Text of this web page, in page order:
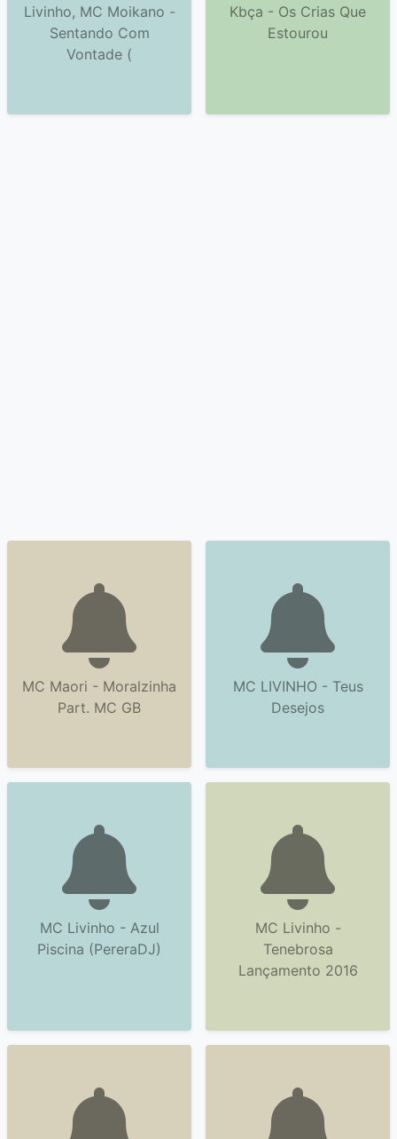
Livinho, MC Moikano -
Sentando Com
Vontade (
Kbça - Os Crias Que
Estourou
MC Maori - Moralzinha
Part. MC GB
MC LIVINHO - Teus
Desejos
MC Livinho - Azul
Piscina (PereraDJ)
MC Livinho -
Tenebrosa
Lançamento 2016